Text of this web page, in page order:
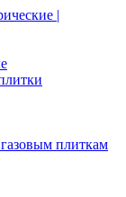
|
плиткам